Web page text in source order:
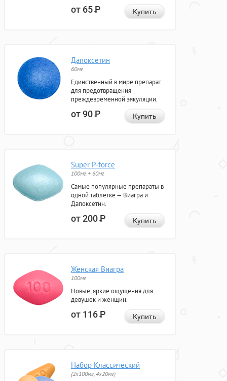
от 65Р Купить
Дапоксетин
60мг
Единственный в мире препарат
для предотвращения
преждевременной эякуляции.
от 90Р Купить
Super P-force
100мг + 60мг
Самые популярные препараты в
одной таблетке — Виагра и
Дапоксетин.
от 200Р Купить
Женская Виагра
100мг
Новые, яркие ощущения для
девушек и женщин.
от 116Р Купить
Набор Классический
(2x100мг, 4x20мг)